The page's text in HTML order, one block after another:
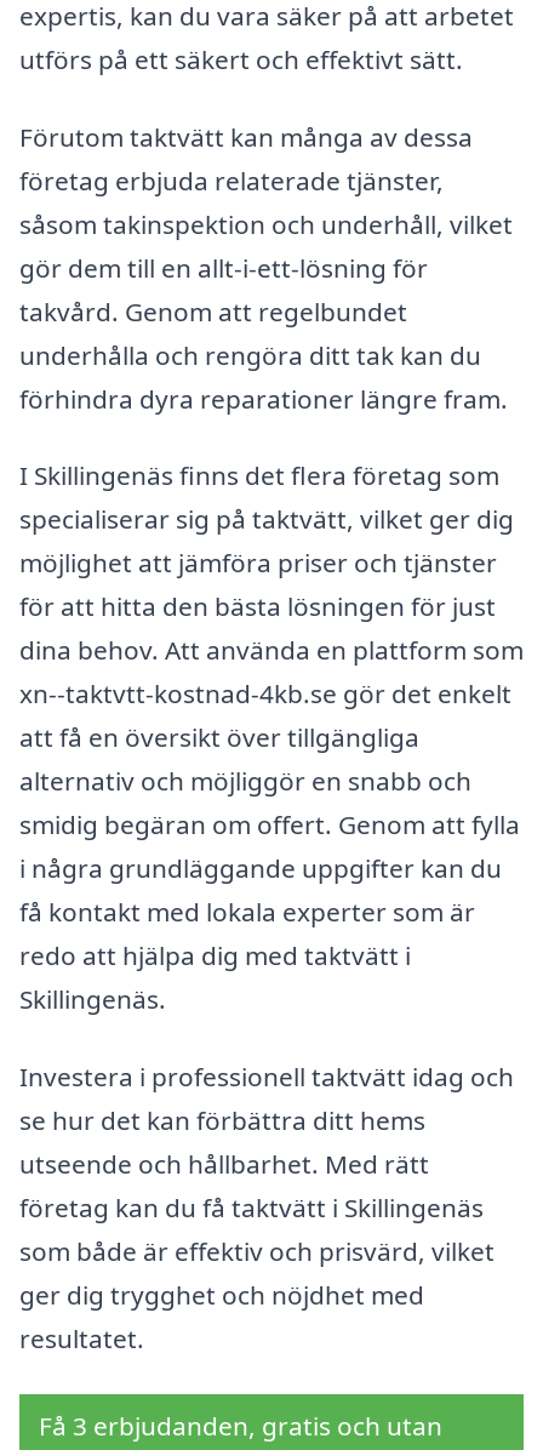
expertis, kan du vara säker på att arbetet
utförs på ett säkert och effektivt sätt.
Förutom taktvätt kan många av dessa
företag erbjuda relaterade tjänster,
såsom takinspektion och underhåll, vilket
gör dem till en allt-i-ett-lösning för
takvård. Genom att regelbundet
underhålla och rengöra ditt tak kan du
förhindra dyra reparationer längre fram.
I Skillingenäs finns det flera företag som
specialiserar sig på taktvätt, vilket ger dig
möjlighet att jämföra priser och tjänster
för att hitta den bästa lösningen för just
dina behov. Att använda en plattform som
xn--taktvtt-kostnad-4kb.se gör det enkelt
att få en översikt över tillgängliga
alternativ och möjliggör en snabb och
smidig begäran om offert. Genom att fylla
i några grundläggande uppgifter kan du
få kontakt med lokala experter som är
redo att hjälpa dig med taktvätt i
Skillingenäs.
Investera i professionell taktvätt idag och
se hur det kan förbättra ditt hems
utseende och hållbarhet. Med rätt
företag kan du få taktvätt i Skillingenäs
som både är effektiv och prisvärd, vilket
ger dig trygghet och nöjdhet med
resultatet.
Få 3 erbjudanden, gratis och utan